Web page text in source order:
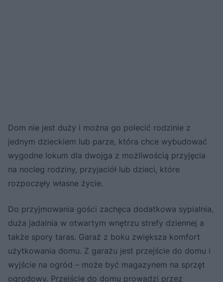
Dom nie jest duży i można go polecić rodzinie z
jednym dzieckiem lub parze, która chce wybudować
wygodne lokum dla dwojga z możliwością przyjęcia
na nocleg rodziny, przyjaciół lub dzieci, które
rozpoczęły własne życie.
Do przyjmowania gości zachęca dodatkowa sypialnia,
duża jadalnia w otwartym wnętrzu strefy dziennej a
także spory taras. Garaż z boku zwiększa komfort
użytkowania domu. Z garażu jest przejście do domu i
wyjście na ogród – może być magazynem na sprzęt
ogrodowy. Przejście do domu prowadzi przez